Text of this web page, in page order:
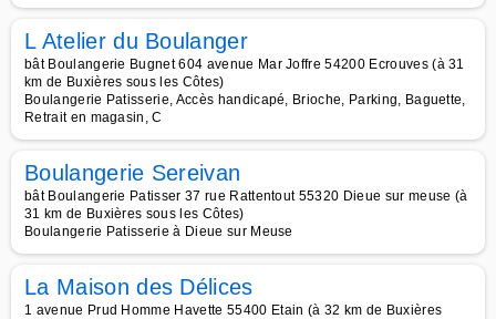
L Atelier du Boulanger
bât Boulangerie Bugnet 604 avenue Mar Joffre 54200 Ecrouves (à 31
km de Buxières sous les Côtes)
Boulangerie Patisserie, Accès handicapé, Brioche, Parking, Baguette,
Retrait en magasin, C
Boulangerie Sereivan
bât Boulangerie Patisser 37 rue Rattentout 55320 Dieue sur meuse (à
31 km de Buxières sous les Côtes)
Boulangerie Patisserie à Dieue sur Meuse
La Maison des Délices
1 avenue Prud Homme Havette 55400 Etain (à 32 km de Buxières